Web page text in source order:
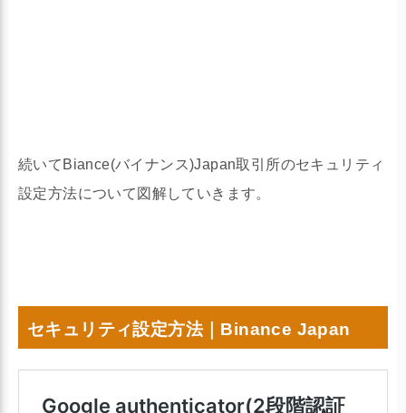
続いてBiance(バイナンス)Japan取引所のセキュリティ
設定方法について図解していきます。
セキュリティ設定方法｜Binance Japan